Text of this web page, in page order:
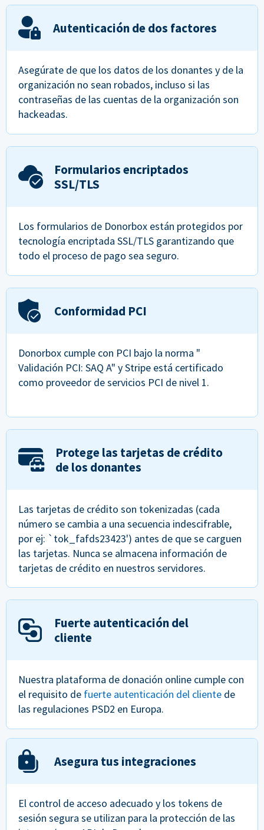
Autenticación de dos factores
Asegúrate de que los datos de los donantes y de la
organización no sean robados, incluso si las
contraseñas de las cuentas de la organización son
hackeadas.
Formularios encriptados
SSL/TLS
Los formularios de Donorbox están protegidos por
tecnología encriptada SSL/TLS garantizando que
todo el proceso de pago sea seguro.
Conformidad PCI
Donorbox cumple con PCI bajo la norma "
Validación PCI: SAQ A" y Stripe está certificado
como proveedor de servicios PCI de nivel 1.
Protege las tarjetas de crédito
de los donantes
Las tarjetas de crédito son tokenizadas (cada
número se cambia a una secuencia indescifrable,
por ej: `tok_fafds23423') antes de que se carguen
las tarjetas. Nunca se almacena información de
tarjetas de crédito en nuestros servidores.
Fuerte autenticación del
cliente
Nuestra plataforma de donación online cumple con
el requisito de fuerte autenticación del cliente de
las regulaciones PSD2 en Europa.
Asegura tus integraciones
El control de acceso adecuado y los tokens de
sesión segura se utilizan para la protección de las